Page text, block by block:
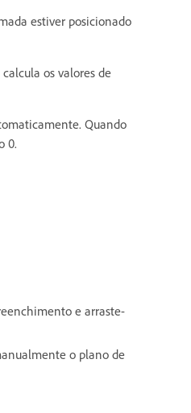
estiver posicionado
os valores de
Quando
0.
e arraste-
o plano de